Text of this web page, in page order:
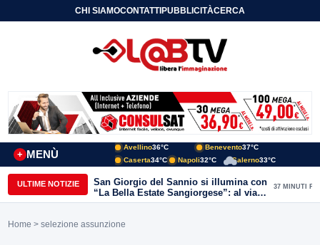
CHI SIAMOCONTATTIPUBBLICITÀCERCA
MENÙ
+
Avellino36°C Benevento37°C
Caserta34°C Napoli32°C Salerno33°C
ULTIME NOTIZIE
San Giorgio del Sannio si illumina con
“La Bella Estate Sangiorgese”: al via la
III edizione tra cultura, musica e grandi
37 MINUTI FA
Home > selezione assunzione